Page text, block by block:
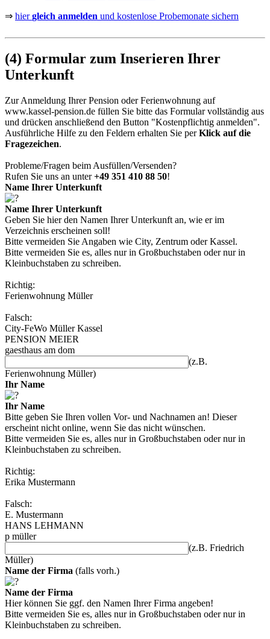
⇒ hiergleich anmelden und kostenlose Probemonate sichern
(4) Formular zum Inserieren Ihrer
Unterkunft
Zur Anmeldung Ihrer Pension oder Ferienwohnung auf
www.kassel-pension.de füllen Sie bitte das Formular vollständig aus
und drücken anschließend den Button "Kostenpflichtig anmelden".
Ausführliche Hilfe zu den Feldern erhalten Sie perKlick auf die
Fragezeichen.
Probleme/Fragen beim Ausfüllen/Versenden?
Rufen Sie uns an unter+49 351 410 88 50!
Name Ihrer Unterkunft
Name Ihrer Unterkunft
Geben Sie hier den Namen Ihrer Unterkunft an, wie er im
Verzeichnis erscheinen soll!
Bitte vermeiden Sie Angaben wie City, Zentrum oder Kassel.
Bitte vermeiden Sie es, alles nur in Großbuchstaben oder nur in
Kleinbuchstaben zu schreiben.
Richtig:
Ferienwohnung Müller
Falsch:
City-FeWo Müller Kassel
PENSION MEIER
gaesthaus am dom
(z.B.
Ferienwohnung Müller)
Ihr Name
Ihr Name
Bitte geben Sie Ihren vollen Vor- und Nachnamen an! Dieser
erscheint nicht online, wenn Sie das nicht wünschen.
Bitte vermeiden Sie es, alles nur in Großbuchstaben oder nur in
Kleinbuchstaben zu schreiben.
Richtig:
Erika Mustermann
Falsch:
E. Mustermann
HANS LEHMANN
p müller
(z.B. Friedrich
Müller)
Name der Firma (falls vorh.)
Name der Firma
Hier können Sie ggf. den Namen Ihrer Firma angeben!
Bitte vermeiden Sie es, alles nur in Großbuchstaben oder nur in
Kleinbuchstaben zu schreiben.